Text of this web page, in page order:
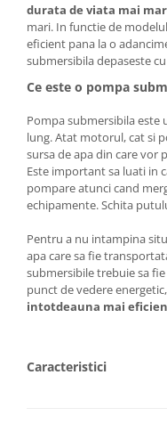
Unelte Gradinarit
Ventilatoare & Sisteme
Aparate de aer
Ventilatoare
Foarfeci tuns oi
Incubatoare oua
durata de viata mai
mari. In functie de
eficient pana la o
submersibila depaseste
Ce este o pompa
Pompa submersibila
lung. Atat motorul, cat si
sursa de apa din care vor
Este important sa luati in
pompare atunci cand
echipamente. Schita
Pentru a nu intampina
apa care sa fie
submersibile trebuie sa
punct de vedere
intotdeauna mai
Caracteristici